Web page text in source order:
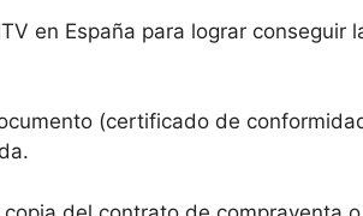
en España para lograr conseguir
(certificado de